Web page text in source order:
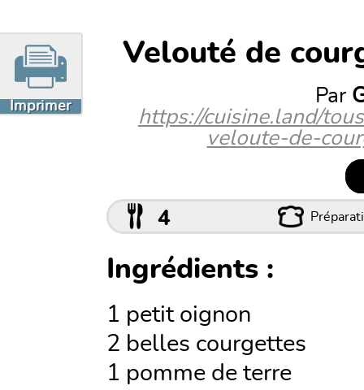
Imprimer
Velouté de
Par
https://cuisine.land/
veloute-de-
4
Ingrédients :
1 petit oignon
2 belles courgettes
1 pomme de terre